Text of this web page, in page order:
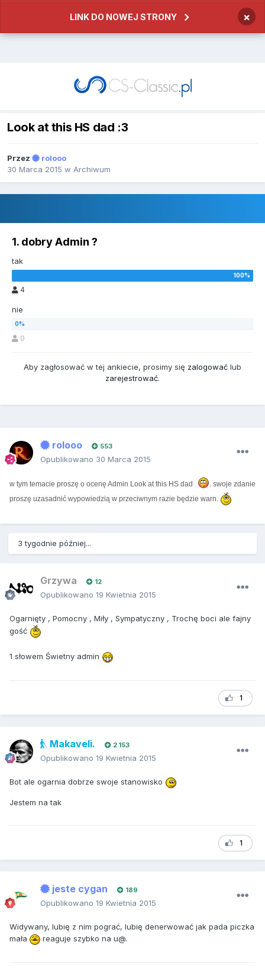
LINK DO NOWEJ STRONY ×
Look at this HS dad :3
Przez
rolooo
30 Marca 2015 w Archiwum
1. dobry Admin ?
tak
4
nie
0
Aby zagłosować w tej ankiecie, prosimy się zalogować lub
zarejestrować.
rolooo 553
Opublikowano 30 Marca 2015
w tym temacie proszę o ocenę Admin Look at this HS dad
. swoje zdanie
proszę uzasadnić wypowiedzią w przeciwnym razie będzie warn.
3 tygodnie później...
Grzywa 12
Opublikowano 19 Kwietnia 2015
Ogarnięty , Pomocny , Miły , Sympatyczny , Trochę boci ale fajny
gość
1 słowem Świetny admin
1
Makaveli. 2 153
Opublikowano 19 Kwietnia 2015
Bot ale ogarnia dobrze swoje stanowisko
Jestem na tak
1
jeste cygan 189
Opublikowano 19 Kwietnia 2015
Widywany, lubię z nim pograć, lubię denerwować jak pada piczka
mała
reaguje szybko na u@.